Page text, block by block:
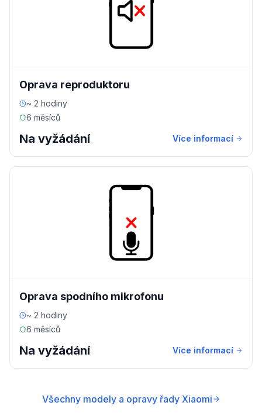
Oprava reproduktoru
~ 2 hodiny
6 měsíců
Na vyžádání Více informací
Oprava spodního mikrofonu
~ 2 hodiny
6 měsíců
Na vyžádání Více informací
Všechny modely a opravy řady Xiaomi